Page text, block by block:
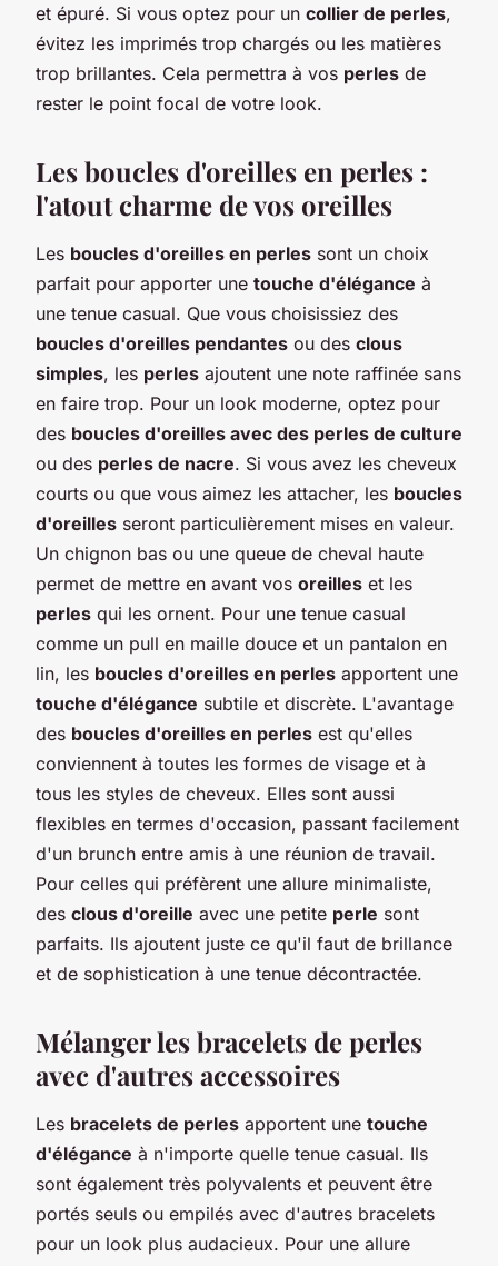
et épuré. Si vous optez pour un collier de perles,
évitez les imprimés trop chargés ou les matières
trop brillantes. Cela permettra à vos perles de
rester le point focal de votre look.
Les boucles d'oreilles en perles :
l'atout charme de vos oreilles
Les boucles d'oreilles en perles sont un choix
parfait pour apporter une touche d'élégance à
une tenue casual. Que vous choisissiez des
boucles d'oreilles pendantes ou des clous
simples, les perles ajoutent une note raffinée sans
en faire trop. Pour un look moderne, optez pour
des boucles d'oreilles avec des perles de culture
ou des perles de nacre. Si vous avez les cheveux
courts ou que vous aimez les attacher, les boucles
d'oreilles seront particulièrement mises en valeur.
Un chignon bas ou une queue de cheval haute
permet de mettre en avant vos oreilles et les
perles qui les ornent. Pour une tenue casual
comme un pull en maille douce et un pantalon en
lin, les boucles d'oreilles en perles apportent une
touche d'élégance subtile et discrète. L'avantage
des boucles d'oreilles en perles est qu'elles
conviennent à toutes les formes de visage et à
tous les styles de cheveux. Elles sont aussi
flexibles en termes d'occasion, passant facilement
d'un brunch entre amis à une réunion de travail.
Pour celles qui préfèrent une allure minimaliste,
des clous d'oreille avec une petite perle sont
parfaits. Ils ajoutent juste ce qu'il faut de brillance
et de sophistication à une tenue décontractée.
Mélanger les bracelets de perles
avec d'autres accessoires
Les bracelets de perles apportent une touche
d'élégance à n'importe quelle tenue casual. Ils
sont également très polyvalents et peuvent être
portés seuls ou empilés avec d'autres bracelets
pour un look plus audacieux. Pour une allure